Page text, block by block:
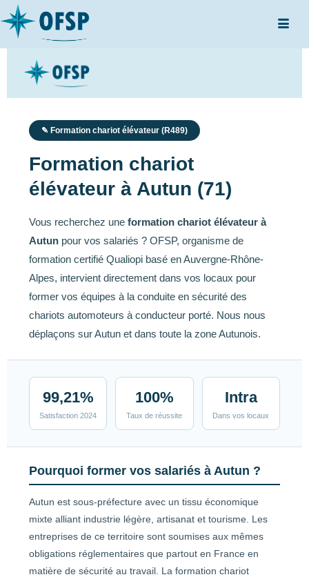
✎ Formation chariot élévateur (R489)
Formation chariot
élévateur à Autun (71)
Vous recherchez une formation chariot élévateur à
Autun pour vos salariés ? OFSP, organisme de
formation certifié Qualiopi basé en Auvergne-Rhône-
Alpes, intervient directement dans vos locaux pour
former vos équipes à la conduite en sécurité des
chariots automoteurs à conducteur porté. Nous nous
déplaçons sur Autun et dans toute la zone Autunois.
99,21%
Satisfaction 2024
100%
Taux de réussite
Intra
Dans vos locaux
Pourquoi former vos salariés à Autun ?
Autun est sous-préfecture avec un tissu économique
mixte alliant industrie légère, artisanat et tourisme. Les
entreprises de ce territoire sont soumises aux mêmes
obligations réglementaires que partout en France en
matière de sécurité au travail. La formation chariot